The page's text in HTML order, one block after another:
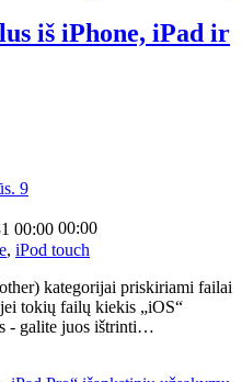
iš iPhone, iPad ir
9
00:00
, iPod touch
kategorijai priskiriami failai
tokių failų kiekis „iOS“
- galite juos ištrinti…